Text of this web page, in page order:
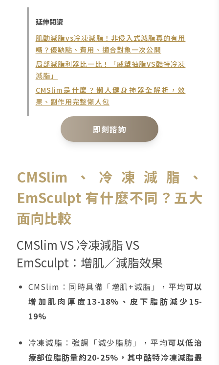
延伸閱讀
肌動減脂vs冷凍減脂！非侵入式減脂真的有用
嗎？優缺點、費用、適合對象一次公開
局部減脂利器比一比！「威塑抽脂VS酷特冷凍
減脂」
CMSlim是什麼？懶人健身神器全解析，效
果、副作用完整懶人包
即刻諮詢
CMSlim、冷凍減脂、
EmSculpt 有什麼不同？五大
面向比較
CMSlim VS 冷凍減脂 VS
EmSculpt：增肌／減脂效果
CMSlim：同時具備「增肌+減脂」，平均可以
增加肌肉厚度13-18%、皮下脂肪減少15-
19%
冷凍減脂：強調「減少脂肪」，平均可以低治
療部位脂肪量約20-25%，其中酷特冷凍減脂最